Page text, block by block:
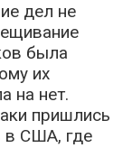
дел не
была
их
на нет.
пришлись
в США, где